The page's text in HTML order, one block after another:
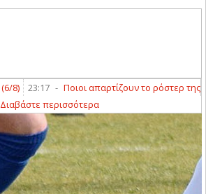
23:17 - Ποιοι απαρτίζουν το ρόστερ της ΑΣΑ
Διαβάστε περισσότερα